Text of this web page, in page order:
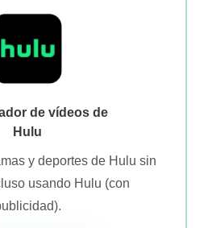
de vídeos de
Hulu
y deportes de Hulu sin
usando Hulu (con